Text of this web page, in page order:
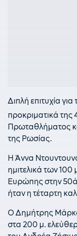
Διπλή επιτυχία
προκριματικά της
Πρωταθλήματος
της Ρωσίας.
Η Άννα
ημιτελικά των
Ευρώπης στην
ήταν η τέταρτη
Ο Δημήτρης
στα 200 μ.